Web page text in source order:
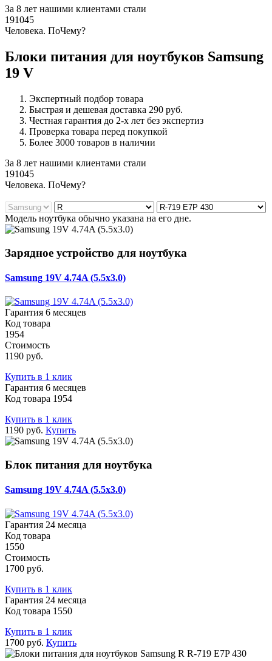
За 8 лет нашими клиентами стали
191045
Человека. ПоЧему?
Блоки питания для ноутбуков Samsung
19 V
Экспертный подбор товара
Быстрая и дешевая доставка 290 руб.
Честная гарантия до 2-х лет без экспертиз
Проверка товара перед покупкой
Более 3000 товаров в наличии
За 8 лет нашими клиентами стали
191045
Человека. ПоЧему?
Модель ноутбука обычно указана на его дне.
Зарядное устройство для ноутбука
Samsung 19V 4.74A (5.5x3.0)
Гарантия 6 месяцев
Код товара
1954
Стоимость
1190 руб.
Купить в 1 клик
Гарантия 6 месяцев
Код товара 1954
Купить в 1 клик
1190 руб. Купить
Блок питания для ноутбука
Samsung 19V 4.74A (5.5x3.0)
Гарантия 24 месяца
Код товара
1550
Стоимость
1700 руб.
Купить в 1 клик
Гарантия 24 месяца
Код товара 1550
Купить в 1 клик
1700 руб. Купить